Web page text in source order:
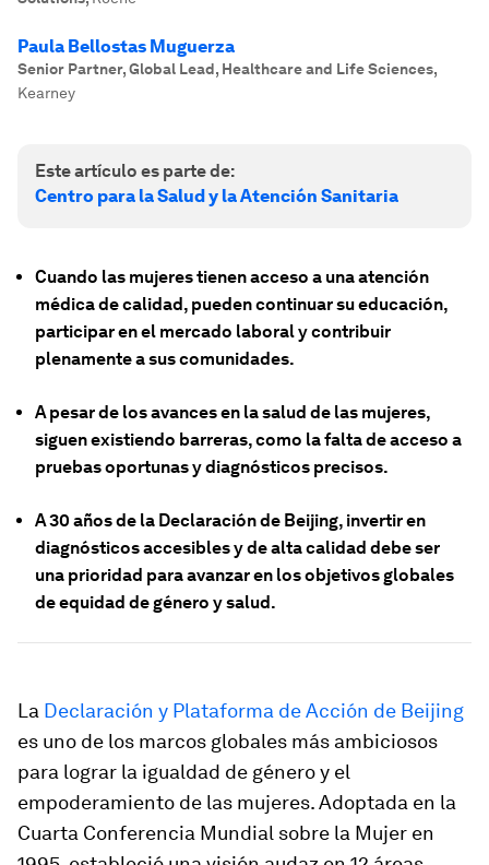
Paula Bellostas Muguerza
Senior Partner, Global Lead, Healthcare and Life Sciences,
Kearney
Este artículo es parte de:
Centro para la Salud y la Atención Sanitaria
Cuando las mujeres tienen acceso a una atención
médica de calidad, pueden continuar su educación,
participar en el mercado laboral y contribuir
plenamente a sus comunidades.
A pesar de los avances en la salud de las mujeres,
siguen existiendo barreras, como la falta de acceso a
pruebas oportunas y diagnósticos precisos.
A 30 años de la Declaración de Beijing, invertir en
diagnósticos accesibles y de alta calidad debe ser
una prioridad para avanzar en los objetivos globales
de equidad de género y salud.
La Declaración y Plataforma de Acción de Beijing
es uno de los marcos globales más ambiciosos
para lograr la igualdad de género y el
empoderamiento de las mujeres. Adoptada en la
Cuarta Conferencia Mundial sobre la Mujer en